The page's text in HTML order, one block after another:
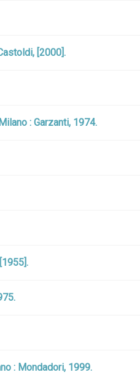
[2000].
: Garzanti, 1974.
: Mondadori, 1999.